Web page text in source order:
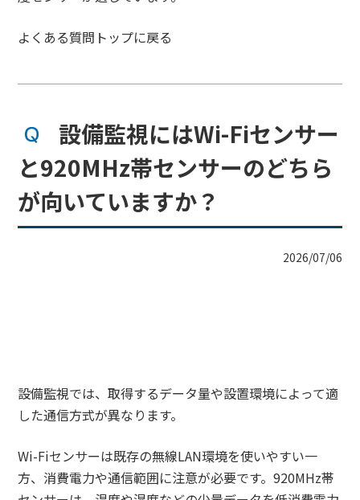
よくある質問トップに戻る
設備監視にはWi-Fiセンサー
と920MHz帯センサーのどちら
が向いていますか？
2026/07/06
設備監視では、取得するデータ量や設置環境によって適
した通信方式が異なります。
Wi-Fiセンサーは既存の無線LAN環境を使いやすい一
方、消費電力や通信範囲に注意が必要です。920MHz帯